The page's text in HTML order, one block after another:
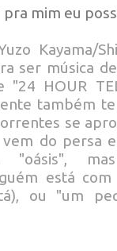
pra mim eu
Kayama/
ser música
HOUR
também
se
vem do persa
"oásis",
está com
ou "um